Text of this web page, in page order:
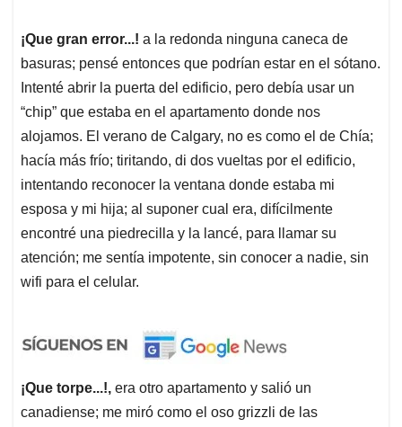
¡Que gran error...! a la redonda ninguna caneca de
basuras; pensé entonces que podrían estar en el sótano.
Intenté abrir la puerta del edificio, pero debía usar un
“chip” que estaba en el apartamento donde nos
alojamos. El verano de Calgary, no es como el de Chía;
hacía más frío; tiritando, di dos vueltas por el edificio,
intentando reconocer la ventana donde estaba mi
esposa y mi hija; al suponer cual era, difícilmente
encontré una piedrecilla y la lancé, para llamar su
atención; me sentía impotente, sin conocer a nadie, sin
wifi para el celular.
¡Que torpe...!, era otro apartamento y salió un
canadiense; me miró como el oso grizzli de las